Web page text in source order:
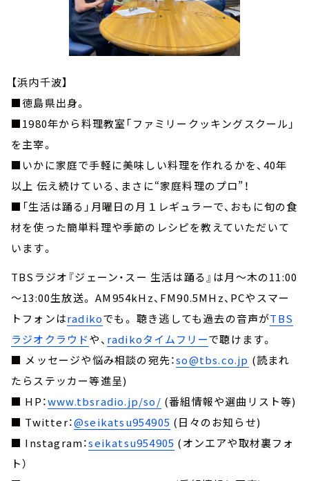
【浜内千波】
■徳島県出身。
■1980年から料理教室「ファミリークッキングスクール」
を主宰。
■いかに家庭で手軽に美味しい料理を作れるかを、40年
以上 伝え続けている、まさに“家庭料理のプロ”！
■「生活は踊る」月曜日の月１レギュラーで、おもに旬の食
材を使った簡単料理や季節のレシピを教えていただいて
います。
TBSラジオ『ジェーン・スー 生活は踊る』は月～木の11:00
～13:00生放送。 AM954kHz、FM90.5MHz、PCやスマー
トフォンはradikoでも。 聴き逃しても過去の音声がTBS
ラジオクラウドや、 radikoタイムフリーで聴けます。
■ メッセージや悩み相談の宛先：so@tbs.co.jp (読まれ
たらステッカー等進呈)
■ HP：www.tbsradio.jp/so/ (番組情報や選曲リスト等)
■ Twitter：@seikatsu954905 (日々のお知らせ)
■ Instagram：seikatsu954905 (オンエアや取材裏フォ
ト）